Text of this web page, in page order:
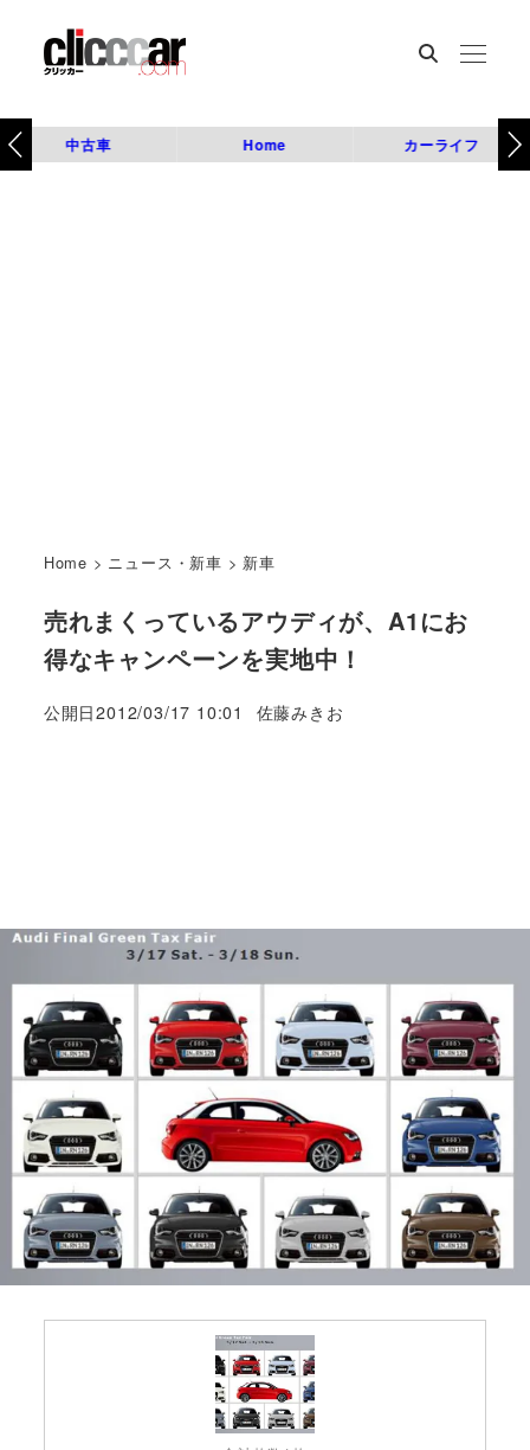
中古車 Home カーライフ
Home > ニュース・新車 > 新車
売れまくっているアウディが、A1にお
得なキャンペーンを実地中！
公開日2012/03/17 10:01
著
佐藤みきお